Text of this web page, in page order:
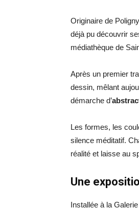
Originaire de
déjà pu découvrir
médiathèque de
Après un premier
dessin, mêlant
démarche d’
Les formes, les
silence méditatif.
réalité et laisse au
Une
Installée à la